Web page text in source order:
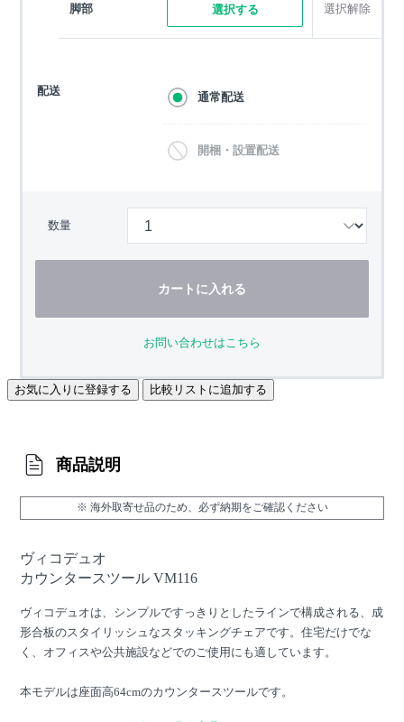
脚部 選択する 選択解除
配送 通常配送
開梱・設置配送
数量
カートに入れる
お問い合わせはこちら
お気に入りに登録する 比較リストに追加する
商品説明
※ 海外取寄せ品のため、必ず納期をご確認ください
ヴィコデュオ
カウンタースツール VM116
ヴィコデュオは、シンプルですっきりとしたラインで構成される、成
形合板のスタイリッシュなスタッキングチェアです。住宅だけでな
く、オフィスや公共施設などでのご使用にも適しています。
本モデルは座面高64cmのカウンタースツールです。